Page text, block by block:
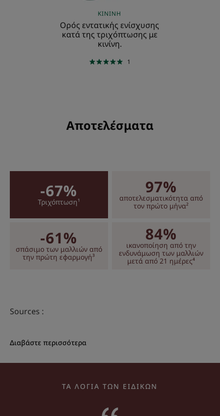
ΚΙΝΊΝΗ
Oρός εντατικής ενίσχυσης
κατά της τριχόπτωσης με
κινίνη.
1
Αποτελέσματα
-67%
Τριχόπτωση¹
97%
αποτελεσματικότητα από
τον πρώτο μήνα²
-61%
σπάσιμο των μαλλιών από
την πρώτη εφαρμογή³
84%
ικανοποίηση από την
ενδυνάμωση των μαλλιών
μετά από 21 ημέρες⁴
Sources :
Διαβάστε περισσότερα
ΤΑ ΛΟΓΙΑ ΤΩΝ ΕΙΔΙΚΩΝ